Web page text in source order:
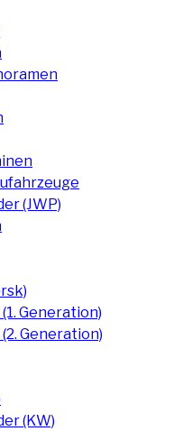
(JWP)
Generation)
Generation)
(KW)